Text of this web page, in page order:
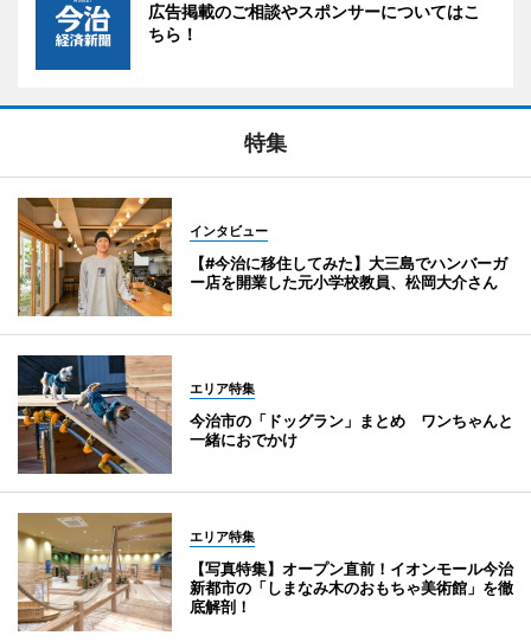
広告掲載のご相談やスポンサーについてはこ
ちら！
特集
インタビュー
【#今治に移住してみた】大三島でハンバーガ
ー店を開業した元小学校教員、松岡大介さん
エリア特集
今治市の「ドッグラン」まとめ ワンちゃんと
一緒におでかけ
エリア特集
【写真特集】オープン直前！イオンモール今治
新都市の「しまなみ木のおもちゃ美術館」を徹
底解剖！